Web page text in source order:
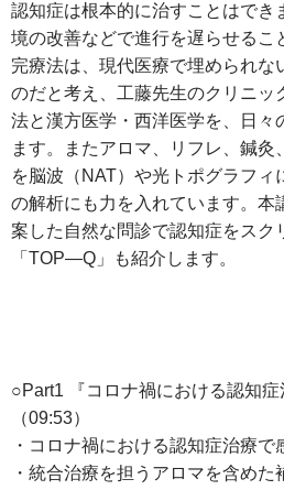
認知症は根本的に治すことはでき
境の改善などで進行を遅らせるこ
完療法は、現代医療で埋められな
のだと考え、工藤先生のクリニッ
法と漢方医学・西洋医学を、日々
ます。またアロマ、リフレ、鍼
を脳波（NAT）や光トポグラフィ
の解析にも力を入れています。本
案した自然な問診で認知症をスク
「TOP―Q」も紹介します。
○Part1 『コロナ禍における認知症
（09:53）
・コロナ禍における認知症治療で
・統合治療を担うアロマを含めた